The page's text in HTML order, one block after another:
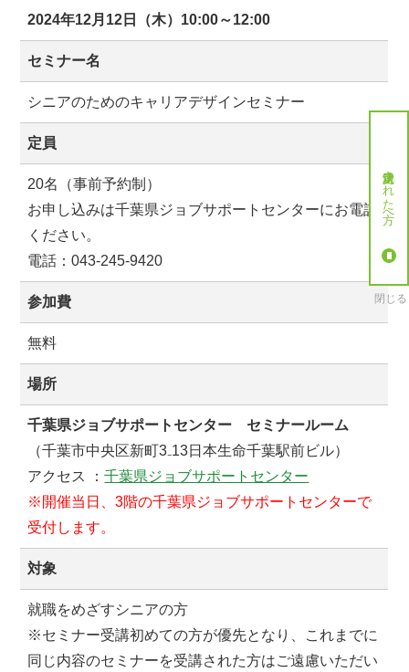
2024年12月12日（木）10:00～12:00
セミナー名
シニアのためのキャリアデザインセミナー
定員
20名（事前予約制）
お申し込みは千葉県ジョブサポートセンターにお電話
ください。
電話：043-245-9420
参加費
無料
場所
千葉県ジョブサポートセンター セミナールーム
（千葉市中央区新町3₋13日本生命千葉駅前ビル）
アクセス ：千葉県ジョブサポートセンター
※開催当日、3階の千葉県ジョブサポートセンターで
受付します。
対象
就職をめざすシニアの方
※セミナー受講初めての方が優先となり、これまでに
同じ内容のセミナーを受講された方はご遠慮いただい
就労決定された方へ
閉じる